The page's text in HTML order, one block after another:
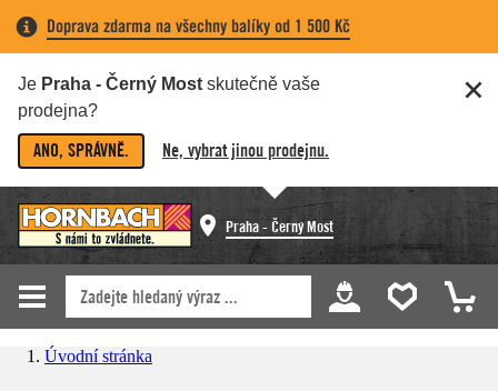
Doprava zdarma na všechny balíky od 1 500 Kč
Je Praha - Černý Most skutečně vaše
prodejna?
ANO, SPRÁVNĚ. Ne, vybrat jinou prodejnu.
Praha - Černý Most
Úvodní stránka